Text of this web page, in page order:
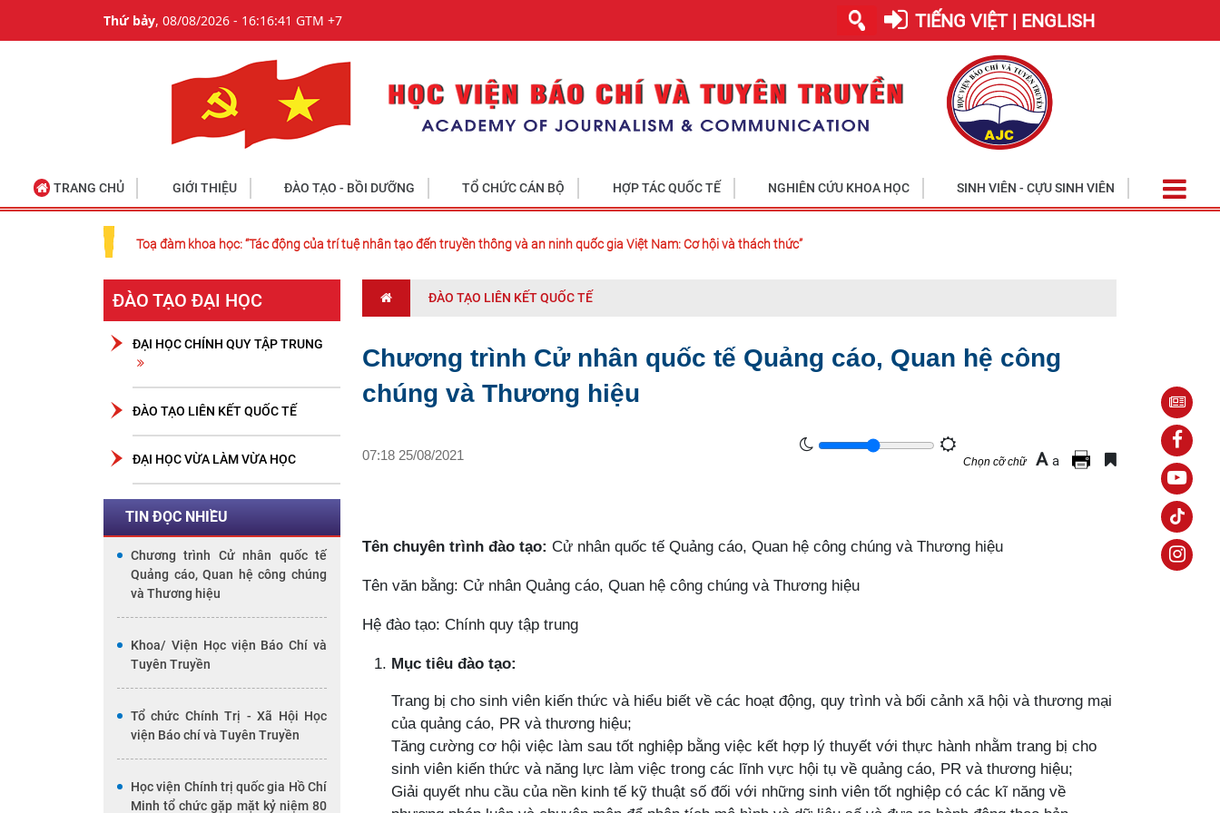
Thứ bảy, 08/08/2026 - 16:16:41 GTM +7 TIẾNG VIỆT | ENGLISH
TRANG CHỦ GIỚI THIỆU ĐÀO TẠO - BỒI DƯỠNG TỔ CHỨC CÁN BỘ HỢP TÁC QUỐC TẾ NGHIÊN CỨU KHOA HỌC SINH VIÊN - CỰU SINH VIÊN
Toạ đàm khoa học: “Tác động của trí tuệ nhân tạo đến truyền thông và an ninh quốc gia Việt Nam: Cơ hội và thách thức”
ĐÀO TẠO ĐẠI HỌC
ĐẠI HỌC CHÍNH QUY TẬP TRUNG
ĐÀO TẠO LIÊN KẾT QUỐC TẾ
ĐẠI HỌC VỪA LÀM VỪA HỌC
TIN ĐỌC NHIỀU
Chương trình Cử nhân quốc tế
Quảng cáo, Quan hệ công chúng
và Thương hiệu
Khoa/ Viện Học viện Báo Chí và
Tuyên Truyền
Tổ chức Chính Trị - Xã Hội Học
viện Báo chí và Tuyên Truyền
Học viện Chính trị quốc gia Hồ Chí
Minh tổ chức gặp mặt kỷ niệm 80
ĐÀO TẠO LIÊN KẾT QUỐC TẾ
Chương trình Cử nhân quốc tế Quảng cáo, Quan hệ công
chúng và Thương hiệu
07:18 25/08/2021 Chọn cỡ chữ A a
Tên chuyên trình đào tạo: Cử nhân quốc tế Quảng cáo, Quan hệ công chúng và Thương hiệu
Tên văn bằng: Cử nhân Quảng cáo, Quan hệ công chúng và Thương hiệu
Hệ đào tạo: Chính quy tập trung
Mục tiêu đào tạo:
Trang bị cho sinh viên kiến thức và hiểu biết về các hoạt động, quy trình và bối cảnh xã hội và thương mại
của quảng cáo, PR và thương hiệu;
Tăng cường cơ hội việc làm sau tốt nghiệp bằng việc kết hợp lý thuyết với thực hành nhằm trang bị cho
sinh viên kiến thức và năng lực làm việc trong các lĩnh vực hội tụ về quảng cáo, PR và thương hiệu;
Giải quyết nhu cầu của nền kinh tế kỹ thuật số đối với những sinh viên tốt nghiệp có các kĩ năng về